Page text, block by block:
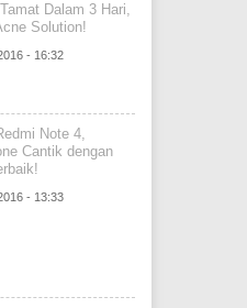
Dalam 3 Hari,
Solution!
- 16:32
Note 4,
Cantik dengan
- 13:33